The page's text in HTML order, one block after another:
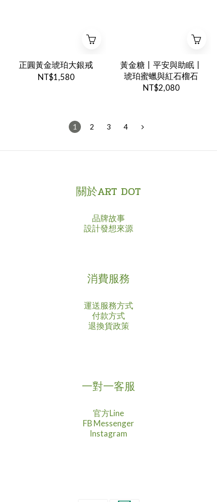
正圓黃金琥珀大銀戒
NT$1,580
黃金糖丨平安與助眠丨
琥珀蜜蠟與紅石榴石
NT$2,080
1 2 3 4
關於ART DOT
品牌故事
設計發想來源
消費服務
運送服務方式
付款方式
退換貨政策
一對一客服
官方Line
FB Messenger
Instagram